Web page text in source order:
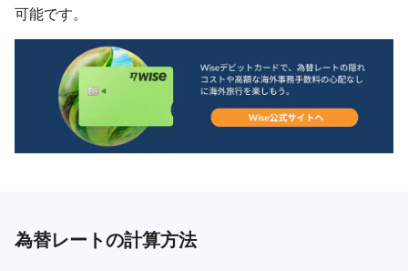
可能です。
為替レートの計算方法